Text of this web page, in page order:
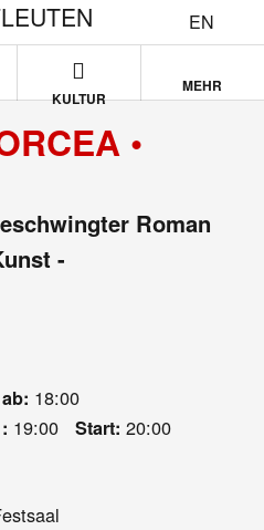
EN
KULTUR
MEHR
•
Roman
-
18:00
19:00 Start: 20:00